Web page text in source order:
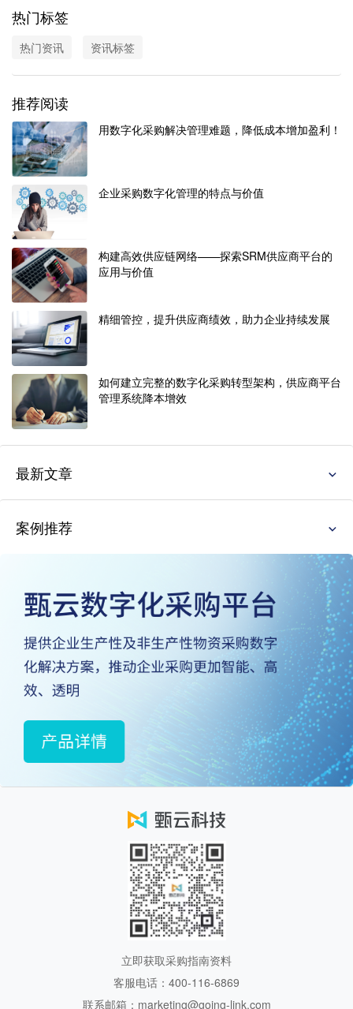
热门标签
热门资讯 资讯标签
推荐阅读
用数字化采购解决管理难题，降低成本增加盈利！
企业采购数字化管理的特点与价值
构建高效供应链网络——探索SRM供应商平台的
应用与价值
精细管控，提升供应商绩效，助力企业持续发展
如何建立完整的数字化采购转型架构，供应商平台
管理系统降本增效
最新文章
案例推荐
立即获取采购指南资料
客服电话：400-116-6869
联系邮箱：marketing@going-link.com